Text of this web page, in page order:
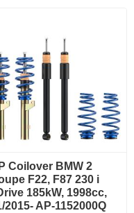
Coilover BMW 2
F22, F87 230 i
185kW, 1998cc,
2015- AP-1152000Q